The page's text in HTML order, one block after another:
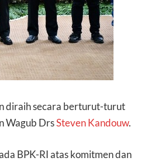
diraih secara berturut-turut
Wagub DrsSteven Kandouw.
BPK-RI atas komitmen dan